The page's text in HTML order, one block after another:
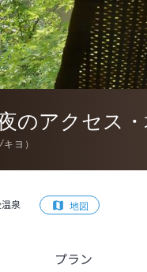
のアクセス
キヨ ）
泉 地図
プラン